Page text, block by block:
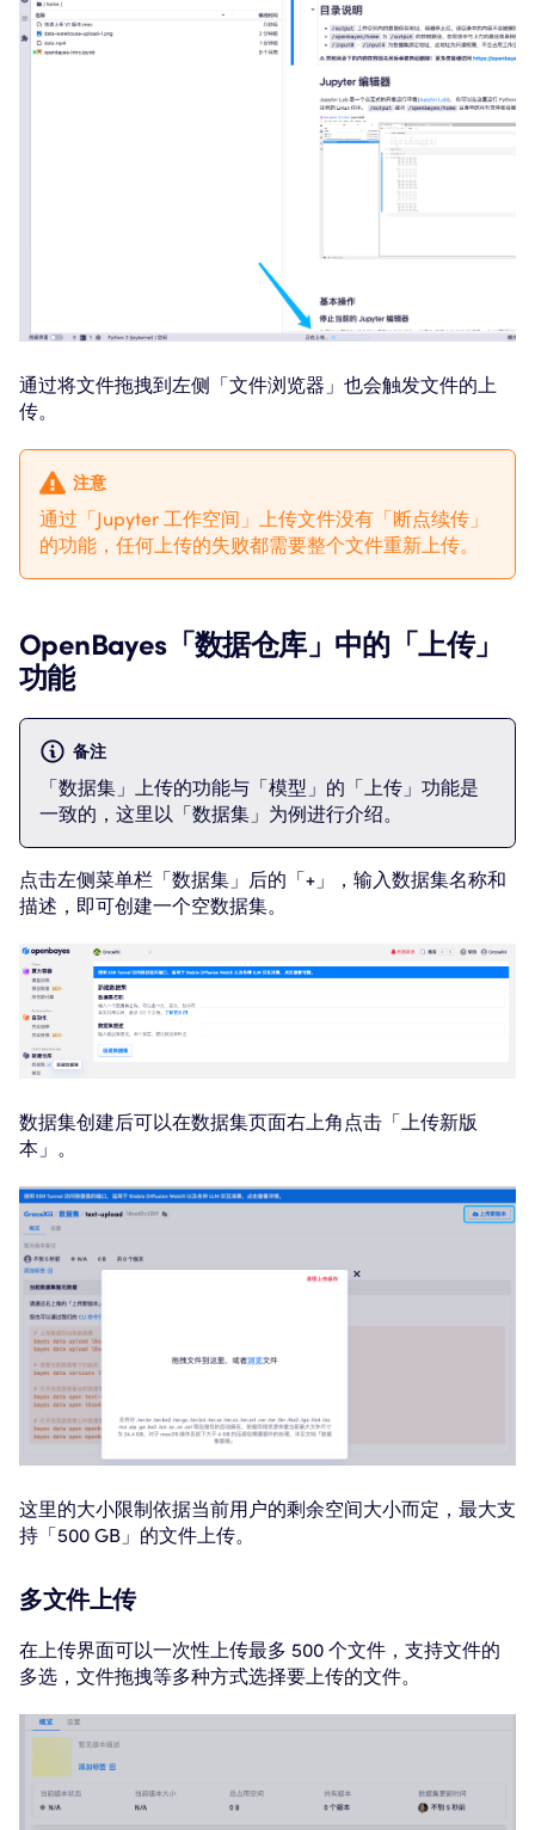
通过将文件拖拽到左侧「文件浏览器」也会触发文件的上
传。
注意
通过「Jupyter 工作空间」上传文件没有「断点续传」
的功能，任何上传的失败都需要整个文件重新上传。
OpenBayes「数据仓库」中的「上传」
功能
备注
「数据集」上传的功能与「模型」的「上传」功能是
一致的，这里以「数据集」为例进行介绍。
点击左侧菜单栏「数据集」后的「+」，输入数据集名称和
描述，即可创建一个空数据集。
数据集创建后可以在数据集页面右上角点击「上传新版
本」。
这里的大小限制依据当前用户的剩余空间大小而定，最大支
持「500 GB」的文件上传。
多文件上传
在上传界面可以一次性上传最多 500 个文件，支持文件的
多选，文件拖拽等多种方式选择要上传的文件。